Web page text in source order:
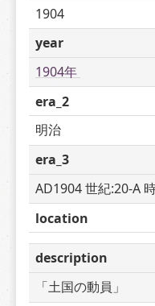
1904
year
1904年
era_2
明治
era_3
AD1904 世紀:20-A
location
description
「土国の動員」